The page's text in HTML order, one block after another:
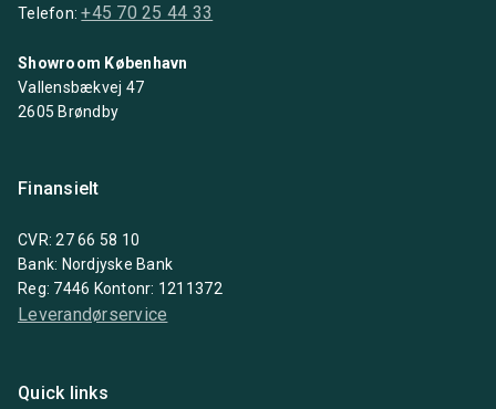
Telefon:+45 70 25 44 33
Showroom København
Vallensbækvej 47
2605 Brøndby
Finansielt
CVR: 27 66 58 10
Bank: Nordjyske Bank
Reg: 7446 Kontonr: 1211372
Leverandørservice
Quick links